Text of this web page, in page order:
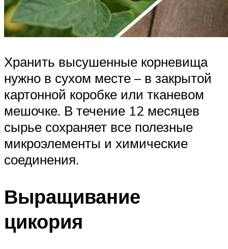
Хранить высушенные корневища
нужно в сухом месте – в закрытой
картонной коробке или тканевом
мешочке. В течение 12 месяцев
сырье сохраняет все полезные
микроэлементы и химические
соединения.
Выращивание
цикория